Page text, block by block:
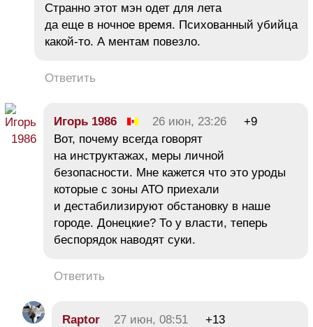
Странно этот мэн одет для лета
да еще в ночное время. Психованный убийца
какой-то. А ментам повезло.
Ответить
Игорь 1986 26 июн, 23:26
+9
Вот, почему всегда говорят
на инструктажах, меры личной
безопасности. Мне кажется что это уроды
которые с зоны АТО приехали
и дестабилизируют обстановку в наше
городе. Донецкие? То у власти, теперь
беспорядок наводят суки.
Ответить
Raptor 27 июн, 08:51
+13